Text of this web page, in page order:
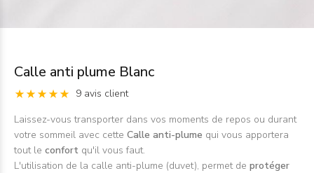
Calle anti plume Blanc
9 avis client
Laissez-vous transporter dans vos moments de repos ou durant
votre sommeil avec cette Calle anti-plume qui vous apportera
tout le confort qu'il vous faut.
L'utilisation de la calle anti-plume (duvet), permet de protéger